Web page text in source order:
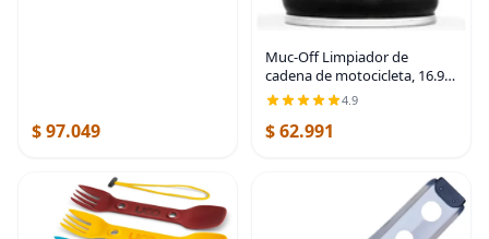
$ 97.049
Muc-Off Limpiador de
cadena de motocicleta, 16.9
onzas líquidas - Spray de
cadena y desengrasante para
limpieza - para dentro y fuera
4.9
$ 62.991